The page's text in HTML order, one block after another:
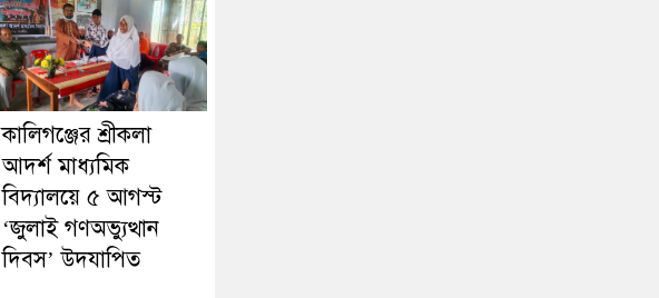
কালিগঞ্জের শ্রীকলা
আদর্শ মাধ্যমিক
বিদ্যালয়ে ৫ আগস্ট
‘জুলাই গণঅভ্যুত্থান
দিবস’ উদযাপিত